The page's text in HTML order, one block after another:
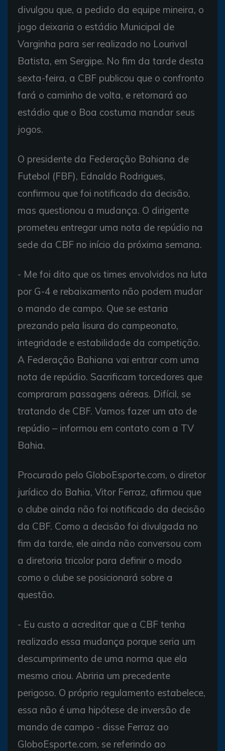
divulgou que, a pedido da equipe mineira, o
jogo deixaria o estádio Municipal de
Varginha para ser realizado no Lourival
Batista, em Sergipe. No fim da tarde desta
sexta-feira, a CBF publicou que o confronto
fará o caminho de volta, e retornará ao
estádio que o Boa costuma mandar seus
jogos.
O presidente da Federação Bahiana de
Futebol (FBF), Ednaldo Rodrigues,
confirmou que foi notificado da decisão,
mas questionou a mudança. O dirigente
prometeu entregar uma nota de repúdio na
sede da CBF no início da próxima semana.
- Me foi dito que os times envolvidos na luta
por G-4 e rebaixamento não podem mudar
o mando de campo. Que se estaria
prezando pela lisura do campeonato,
integridade e estabilidade da competição.
A Federação Bahiana vai entrar com uma
nota de repúdio. Sacrificam torcedores que
compraram passagens aéreas. Difícil, se
tratando de CBF. Vamos fazer um ato de
repúdio – informou em contato com a TV
Bahia.
Procurado pelo GloboEsporte.com, o diretor
jurídico do Bahia, Vitor Ferraz, afirmou que
o clube ainda não foi notificado da decisão
da CBF. Como a decisão foi divulgada no
fim da tarde, ele ainda não conversou com
a diretoria tricolor para definir o modo
como o clube se posicionará sobre a
questão.
- Eu custo a acreditar que a CBF tenha
realizado essa mudança porque seria um
descumprimento de uma norma que ela
mesmo criou. Abriria um precedente
perigoso. O próprio regulamento estabelece,
essa não é uma hipótese de inversão de
mando de campo - disse Ferraz ao
GloboEsporte.com, se referindo ao